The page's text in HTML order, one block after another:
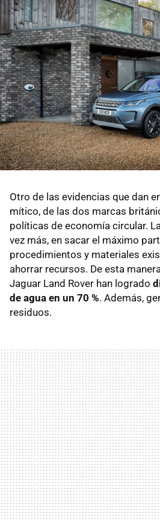
Otro de las evidencias que dan
mítico, de las dos marcas
políticas de economía circular.
vez más, en sacar el máximo
procedimientos y materiales
ahorrar recursos. De esta
Jaguar Land Rover han logrado
de agua en un 70 %. Además,
residuos.